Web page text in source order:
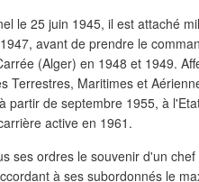
le 25 juin 1945, il est attaché
avant de prendre le
(Alger) en 1948 et 1949.
Terrestres, Maritimes et
partir de septembre 1955, à
active en 1961.
ses ordres le souvenir d'un
à ses subordonnés le